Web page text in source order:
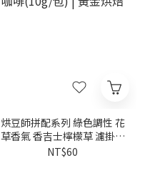
烘豆師拼配系列 綠色調性 花
草香氣 香吉士檸檬草 濾掛咖
啡(10g/包) | 黃金烘焙
NT$60